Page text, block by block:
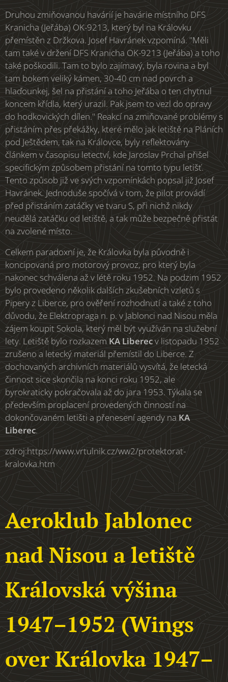
Druhou zmiňovanou havárií je havárie místního DFS
Kranicha (Jeřába) OK-9213, který byl na Královku
přemístěn z Držkova. Josef Havránek vzpomíná. "Měli
tam také v držení DFS Kranicha OK-9213 (Jeřába) a toho
také poškodili. Tam to bylo zajímavý, byla rovina a byl
tam bokem veliký kámen, 30-40 cm nad povrch a
hlaďounkej, šel na přistání a toho Jeřába o ten chytnul
koncem křídla, který urazil. Pak jsem to vezl do opravy
do hodkovických dílen." Reakcí na zmiňované problémy s
přistáním přes překážky, které mělo jak letiště na Pláních
pod Ještědem, tak na Královce, byly reflektovány
článkem v časopisu letectví, kde Jaroslav Prchal přišel
specifickým způsobem přistání na tomto typu letišť.
Tento způsob již ve svých vzpomínkách popsal již Josef
Havránek. Jednoduše spočívá v tom, že pilot provádí
před přistáním zatáčky ve tvaru S, při nichž nikdy
neudělá zatáčku od letiště, a tak může bezpečně přistát
na zvolené místo.
Celkem paradoxní je, že Královka byla původně i
koncipovaná pro motorový provoz, pro který byla
nakonec schválena až v létě roku 1952. Na podzim 1952
bylo provedeno několik dalších zkušebních vzletů s
Pipery z Liberce, pro ověření rozhodnutí a také z toho
důvodu, že Elektropraga n. p. v Jablonci nad Nisou měla
zájem koupit Sokola, který měl být využíván na služební
lety. Letiště bylo rozkazemKA Liberecv listopadu 1952
zrušeno a letecký materiál přemístil do Liberce. Z
dochovaných archivních materiálů vysvítá, že letecká
činnost sice skončila na konci roku 1952, ale
byrokraticky pokračovala až do jara 1953. Týkala se
především proplacení provedených činností na
dokončovaném letišti a přenesení agendy naKA
Liberec.
zdroj:https://www.vrtulnik.cz/ww2/protektorat-
kralovka.htm
Aeroklub Jablonec
nad Nisou a letiště
Královská výšina
1947–1952 (Wings
over Královka 1947–